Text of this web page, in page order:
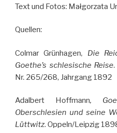
Text und Fotos: Małgorzata
Quellen:
Colmar Grünhagen, Die
Goethe’s schlesische Reise.
Nr. 265/268, Jahrgang 1892
Adalbert Hoffmann,
Oberschlesien und seine
Lüttwitz. Oppeln/Leipzig